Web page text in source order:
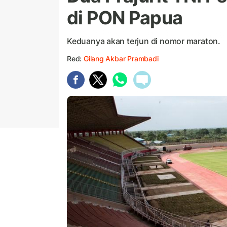
di PON Papua
Keduanya akan terjun di nomor maraton.
Red: Gilang Akbar Prambadi